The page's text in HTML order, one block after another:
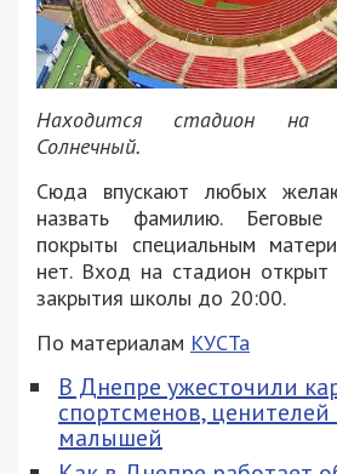
Находится стадион
Солнечный.
Сюда впускают любых
назвать фамилию.
покрыты специальным
нет. Вход на стадион
закрытия школы до 20:00.
По материалам КУСТа
В Днепре ужесточили
спортсменов, ценителей
малышей